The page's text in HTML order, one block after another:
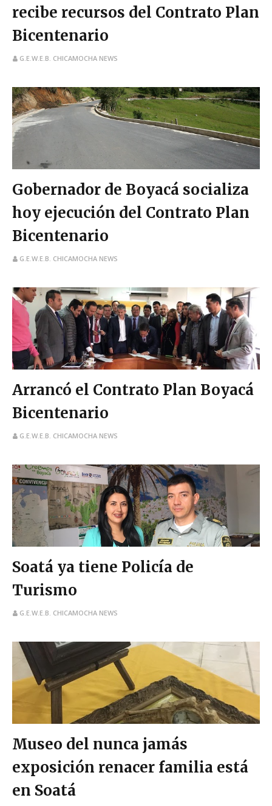
recibe recursos del Contrato Plan
Bicentenario
G.E.W.E.B. CHICAMOCHA NEWS
Gobernador de Boyacá socializa
hoy ejecución del Contrato Plan
Bicentenario
G.E.W.E.B. CHICAMOCHA NEWS
Arrancó el Contrato Plan Boyacá
Bicentenario
G.E.W.E.B. CHICAMOCHA NEWS
Soatá ya tiene Policía de
Turismo
G.E.W.E.B. CHICAMOCHA NEWS
Museo del nunca jamás
exposición renacer familia está
en Soatá